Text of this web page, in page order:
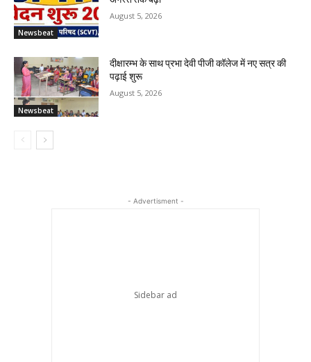
Newsbeat
August 5, 2026
Newsbeat
दीक्षारम्भ के साथ प्रभा देवी पीजी कॉलेज में नए सत्र की
पढ़ाई शुरू
August 5, 2026
- Advertisment -